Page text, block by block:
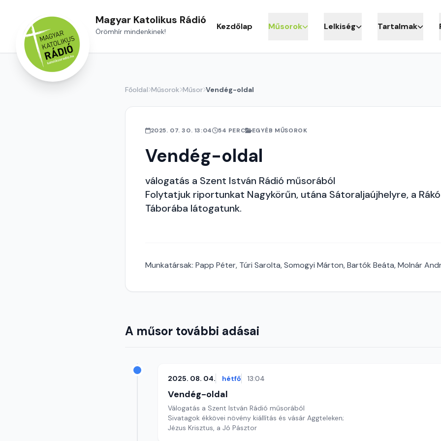
Magyar Katolikus Rádió
Örömhír mindenkinek! Kezdőlap Műsorok Lelkiség Tartalmak
Főoldal Műsorok Műsor Vendég-oldal
2025. 07. 30. 13:04 54 PERC EGYÉB MŰSOROK
Vendég-oldal
válogatás a Szent István Rádió műsorából
Folytatjuk riportunkat Nagykörűn, utána Sátoraljaújhelyre, a
Táborába látogatunk.
Munkatársak: Papp Péter, Túri Sarolta, Somogyi Márton, Bartók Beáta, Molnár
A műsor további adásai
2025. 08. 04. hétfő 13:04
Vendég-oldal
Válogatás a Szent István Rádió műsorából
Sivatagok ékkövei növény kiállítás és vásár Aggteleken;
Jézus Krisztus, a Jó Pásztor